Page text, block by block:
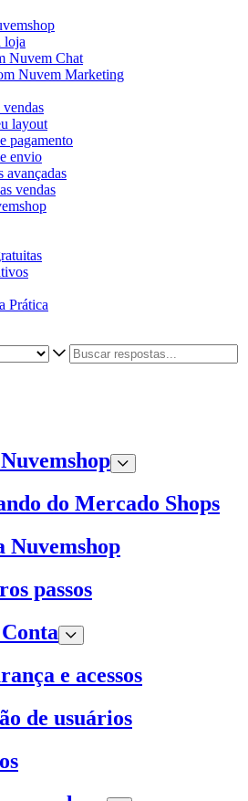
loja
Nuvem Chat
Nuvem Marketing
vendas
layout
pagamento
envio
avançadas
vendas
Prática
do Mercado Shops
Nuvemshop
passos
e acessos
de usuários